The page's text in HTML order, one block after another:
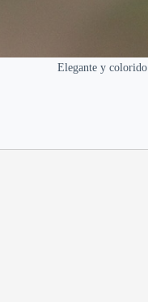
Elegante y colorido